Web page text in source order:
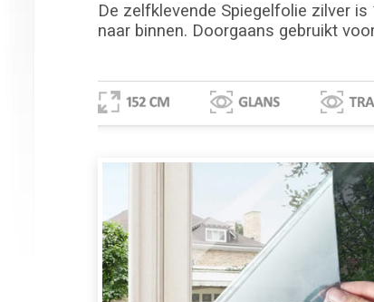
De zelfklevende Spiegelfolie zilver
naar binnen. Doorgaans gebruikt